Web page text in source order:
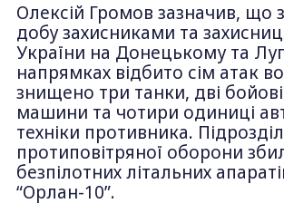
Олексій Громов зазначив, що
добу захисниками та
України на Донецькому та
напрямках відбито сім атак
знищено три танки, дві
машини та чотири одиниці
техніки противника.
протиповітряної оборони
безпілотних літальних
“Орлан-10”.